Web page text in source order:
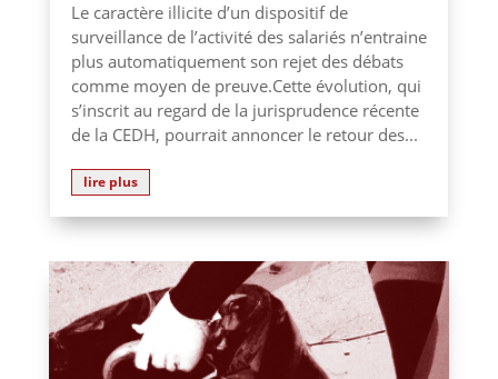
Le caractère illicite d’un dispositif de
surveillance de l’activité des salariés n’entraine
plus automatiquement son rejet des débats
comme moyen de preuve.Cette évolution, qui
s’inscrit au regard de la jurisprudence récente
de la CEDH, pourrait annoncer le retour des...
lire plus